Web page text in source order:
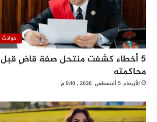
حوادث
5 أخطاء كشفت منتحل صفة قاضٍ قبل
محاكمته
الأربعاء, 5 أغسطس, 2026 , 9:10 م